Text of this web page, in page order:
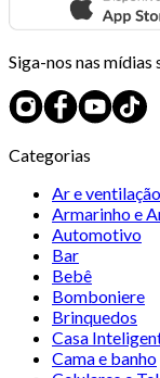
Siga-nos nas mídias
Categorias
Ar e ventilação
Armarinho e
Automotivo
Bar
Bebê
Bomboniere
Brinquedos
Casa
Cama e banho